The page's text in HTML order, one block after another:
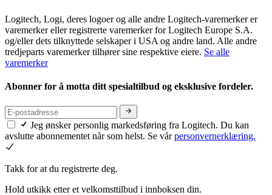
Logitech, Logi, deres logoer og alle andre Logitech-varemerker er
varemerker eller registrerte varemerker for Logitech Europe S.A.
og/eller dets tilknyttede selskaper i USA og andre land. Alle andre
tredjeparts varemerker tilhører sine respektive eiere. Se alle
varemerker
Abonner for å motta ditt spesialtilbud og eksklusive fordeler.
Jeg ønsker personlig markedsføring fra Logitech. Du kan
avslutte abonnementet når som helst. Se vårpersonvernerklæring.
Takk for at du registrerte deg.
Hold utkikk etter et velkomsttilbud i innboksen din.